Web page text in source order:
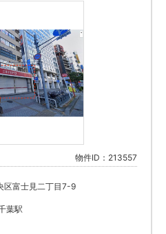
物件ID：213557
区富士見二丁目7-9
葉駅